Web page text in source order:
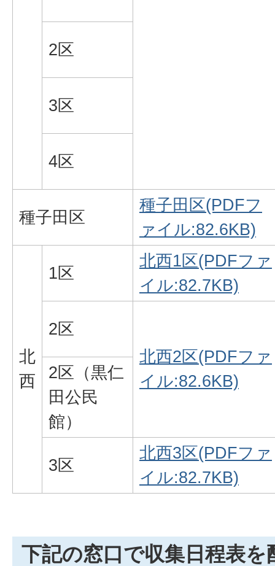
2区
3区
4区
種子田区
種子田区(PDFフ
ァイル:82.6KB)
北
西
1区
北西1区(PDFファ
イル:82.7KB)
2区
北西2区(PDFファ
イル:82.6KB)
2区（黒仁
田公民
館）
3区
北西3区(PDFファ
イル:82.7KB)
下記の窓口で収集日程表